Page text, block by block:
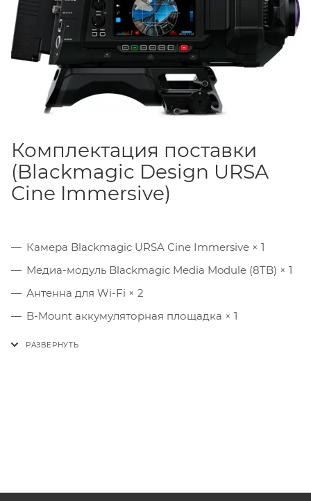
Комплектация поставки
(Blackmagic Design URSA
Cine Immersive)
Камера Blackmagic URSA Cine Immersive × 1
Медиа-модуль Blackmagic Media Module (8TB) × 1
Антенна для Wi-Fi × 2
B-Mount аккумуляторная площадка × 1